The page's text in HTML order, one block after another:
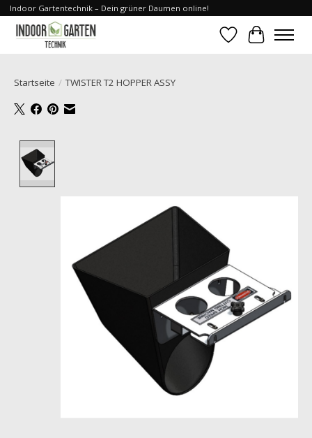
Indoor Gartentechnik – Dein grüner Daumen online!
Wunschzettel
Ihr
Startseite / TWISTER T2 HOPPER ASSY